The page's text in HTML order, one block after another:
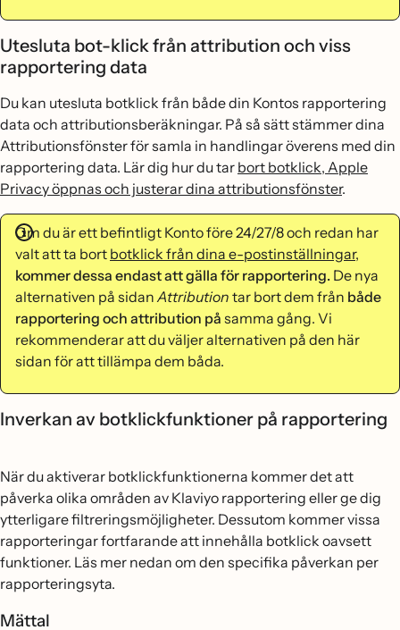
Utesluta bot-klick från attribution och viss
rapportering data
Du kan utesluta botklick från både din Kontos rapportering
data och attributionsberäkningar. På så sätt stämmer dina
Attributionsfönster för samla in handlingar överens med din
rapportering data. Lär dig hur du tar bort botklick, Apple
Privacy öppnas och justerar dina attributionsfönster.
Om du är ett befintligt Konto före 24/27/8 och redan har
valt att ta bort botklick från dina e-postinställningar,
kommer dessa endast att gälla för rapportering. De nya
alternativen på sidanAttribution tar bort dem från både
rapportering och attribution på samma gång. Vi
rekommenderar att du väljer alternativen på den här
sidan för att tillämpa dem båda.
Inverkan av botklickfunktioner på rapportering
När du aktiverar botklickfunktionerna kommer det att
påverka olika områden av Klaviyo rapportering eller ge dig
ytterligare filtreringsmöjligheter. Dessutom kommer vissa
rapporteringar fortfarande att innehålla botklick oavsett
funktioner. Läs mer nedan om den specifika påverkan per
rapporteringsyta.
Mättal